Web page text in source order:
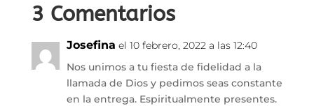
3 Comentarios
Josefina el 10 febrero, 2022 a las 12:40
Nos unimos a tu fiesta de fidelidad a la
llamada de Dios y pedimos seas constante
en la entrega. Espiritualmente presentes.